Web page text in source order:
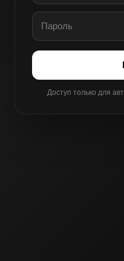
Доступ только для